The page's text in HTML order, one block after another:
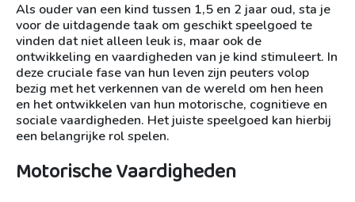
Als ouder van een kind tussen 1,5 en 2 jaar oud, sta je
voor de uitdagende taak om geschikt speelgoed te
vinden dat niet alleen leuk is, maar ook de
ontwikkeling en vaardigheden van je kind stimuleert. In
deze cruciale fase van hun leven zijn peuters volop
bezig met het verkennen van de wereld om hen heen
en het ontwikkelen van hun motorische, cognitieve en
sociale vaardigheden. Het juiste speelgoed kan hierbij
een belangrijke rol spelen.
Motorische Vaardigheden